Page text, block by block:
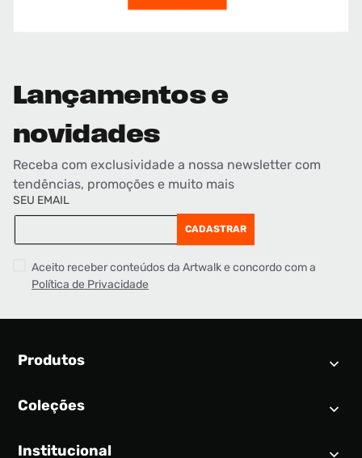
Lançamentos e
novidades
Receba com exclusividade a nossa newsletter com
tendências, promoções e muito mais
SEU EMAIL
CADASTRAR
Aceito receber conteúdos da Artwalk e concordo com a
Política de Privacidade
Produtos
Calendário SNEAKER
Coleções
Air Jordan 1
Institucional